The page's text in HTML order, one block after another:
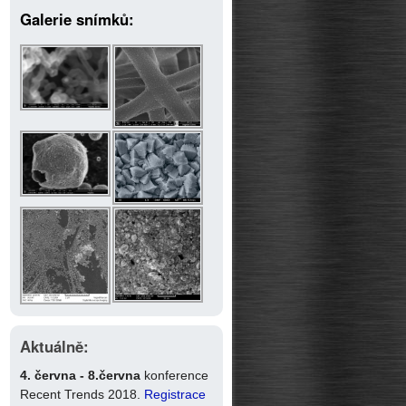
Galerie snímků:
Aktuálně:
4. června - 8.června konference
Recent Trends 2018. Registrace